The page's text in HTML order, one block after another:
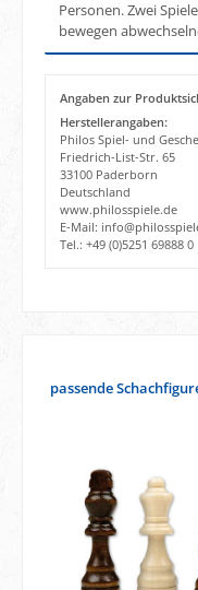
Personen. Zwei
bewegen
Angaben zur
Herstellerangaben:
Philos Spiel- und
Friedrich-List-Str. 65
33100 Paderborn
Deutschland
www.philosspiele.de
E-Mail:
Tel.: +49 (0)5251 69888 0
Produktgalerie
passende